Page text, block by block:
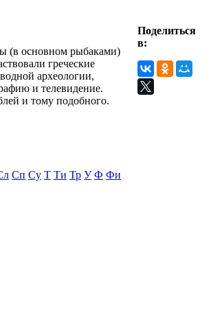
(в основном рыбаками)
греческие
археологии,
и телевидение.
и тому подобного.
Сп Су Т Ти Тр У Ф Фи
Поделиться
в: